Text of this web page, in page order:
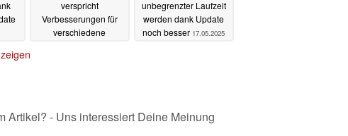
verspricht
Verbesserungen für
verschiedene
unbegrenzter Laufzeit
werden dank Update
noch besser 17.05.2025
Artikel? - Uns interessiert Deine Meinung